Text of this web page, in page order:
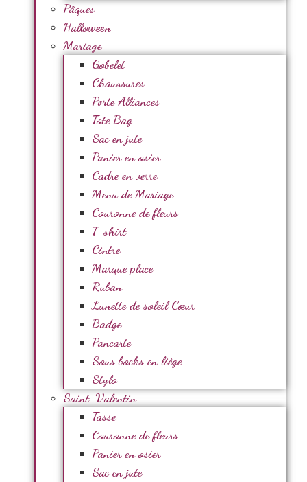
Pâques
Halloween
Mariage
Gobelet
Chaussures
Porte Alliances
Tote Bag
Sac en jute
Panier en osier
Cadre en verre
Menu de Mariage
Couronne de fleurs
T-shirt
Cintre
Marque place
Ruban
Lunette de soleil Cœur
Badge
Pancarte
Sous bocks en liège
Stylo
Saint-Valentin
Tasse
Couronne de fleurs
Panier en osier
Sac en jute